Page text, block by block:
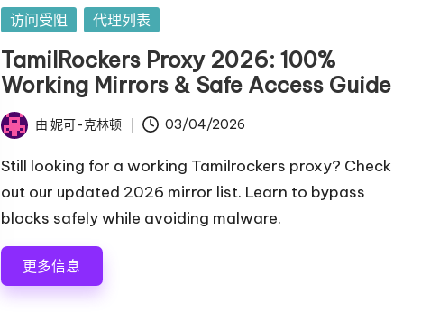
发
在
访问受阻 代理列表
TamilRockers Proxy 2026: 100%
Working Mirrors & Safe Access Guide
发
布
由 妮可-克林顿 03/04/2026
Still looking for a working Tamilrockers proxy? Check
out our updated 2026 mirror list. Learn to bypass
blocks safely while avoiding malware.
更多信息